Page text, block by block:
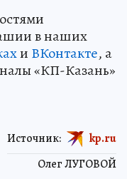
в наших
и ВКонтакте, а
«КП-Казань»
Олег ЛУГОВОЙ
Источник: kp.ru